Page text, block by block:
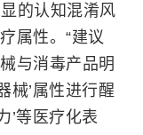
的认知混淆风
属性。“建议
与消毒产品明
械’属性进行醒
’等医疗化表